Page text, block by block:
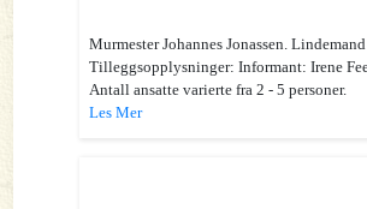
Murmester Johannes Jonassen.
Tilleggsopplysninger: Informant: Irene
Antall ansatte varierte fra 2 - 5 personer.
Les Mer